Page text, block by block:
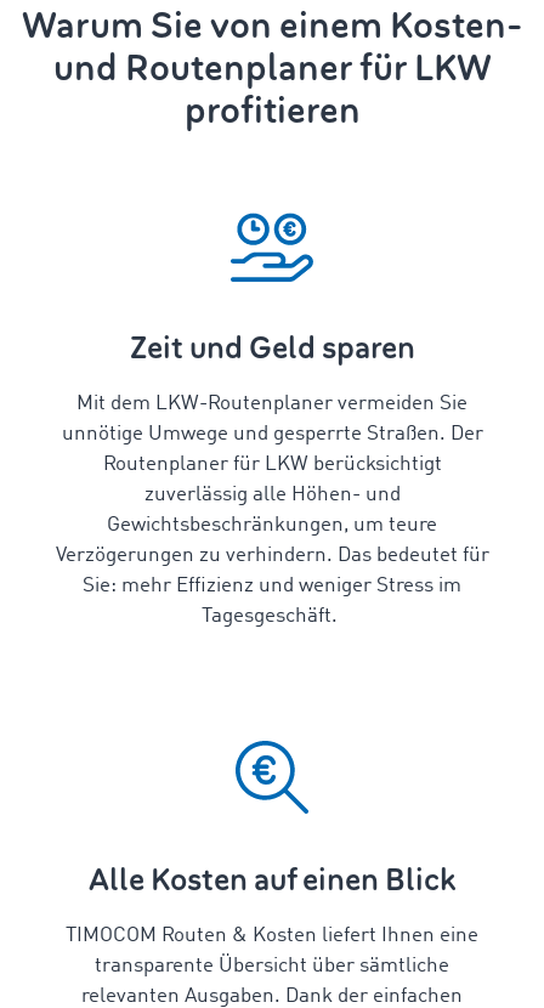
Warum Sie von einem Kosten-
und Routenplaner für LKW
profitieren
Zeit und Geld sparen
Mit dem LKW-Routenplaner vermeiden Sie
unnötige Umwege und gesperrte Straßen. Der
Routenplaner für LKW berücksichtigt
zuverlässig alle Höhen- und
Gewichtsbeschränkungen, um teure
Verzögerungen zu verhindern. Das bedeutet für
Sie: mehr Effizienz und weniger Stress im
Tagesgeschäft.
Alle Kosten auf einen Blick
TIMOCOM Routen & Kosten liefert Ihnen eine
transparente Übersicht über sämtliche
relevanten Ausgaben. Dank der einfachen